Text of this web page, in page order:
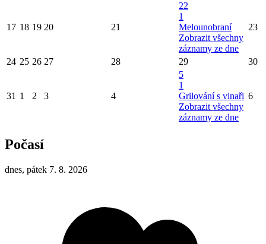
17 18 19 20 21
22
1
Melounobraní
Zobrazit všechny
záznamy ze dne
23
24 25 26 27 28 29 30
31 1 2 3 4
5
1
Grilování s vinaři
Zobrazit všechny
záznamy ze dne
6
Počasí
dnes, pátek 7. 8. 2026